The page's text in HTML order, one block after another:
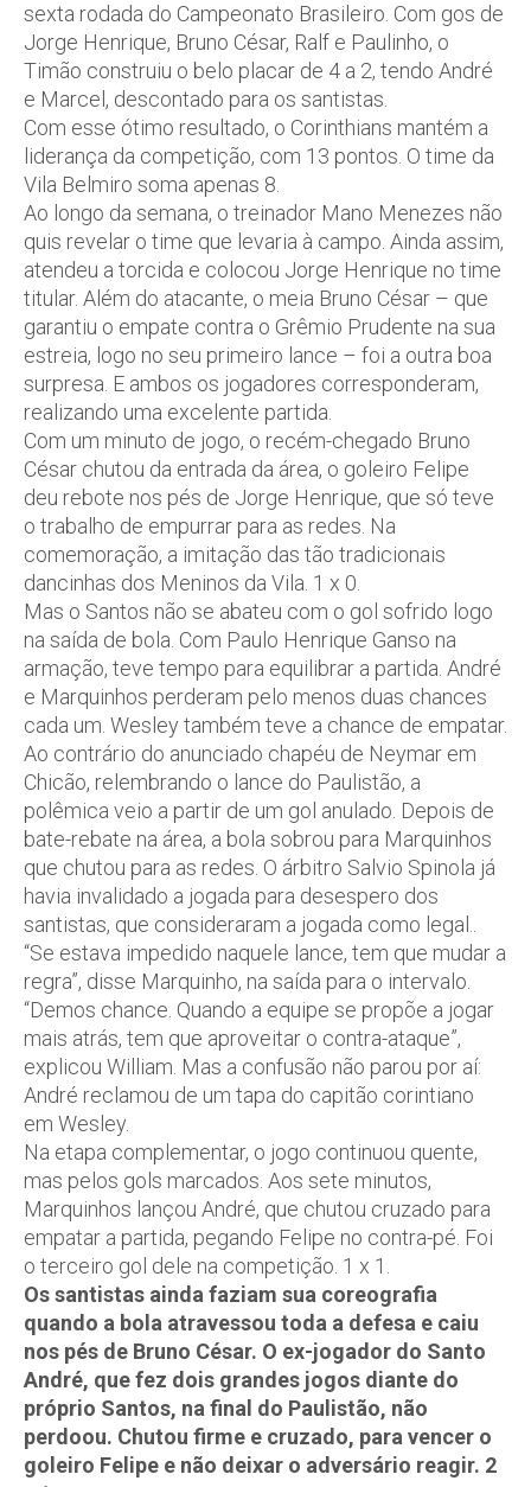
sexta rodada do Campeonato Brasileiro. Com gos de
Jorge Henrique, Bruno César, Ralf e Paulinho, o
Timão construiu o belo placar de 4 a 2, tendo André
e Marcel, descontado para os santistas.
Com esse ótimo resultado, o Corinthians mantém a
liderança da competição, com 13 pontos. O time da
Vila Belmiro soma apenas 8.
Ao longo da semana, o treinador Mano Menezes não
quis revelar o time que levaria à campo. Ainda assim,
atendeu a torcida e colocou Jorge Henrique no time
titular. Além do atacante, o meia Bruno César – que
garantiu o empate contra o Grêmio Prudente na sua
estreia, logo no seu primeiro lance – foi a outra boa
surpresa. E ambos os jogadores corresponderam,
realizando uma excelente partida.
Com um minuto de jogo, o recém-chegado Bruno
César chutou da entrada da área, o goleiro Felipe
deu rebote nos pés de Jorge Henrique, que só teve
o trabalho de empurrar para as redes. Na
comemoração, a imitação das tão tradicionais
dancinhas dos Meninos da Vila. 1 x 0.
Mas o Santos não se abateu com o gol sofrido logo
na saída de bola. Com Paulo Henrique Ganso na
armação, teve tempo para equilibrar a partida. André
e Marquinhos perderam pelo menos duas chances
cada um. Wesley também teve a chance de empatar.
Ao contrário do anunciado chapéu de Neymar em
Chicão, relembrando o lance do Paulistão, a
polêmica veio a partir de um gol anulado. Depois de
bate-rebate na área, a bola sobrou para Marquinhos
que chutou para as redes. O árbitro Salvio Spinola já
havia invalidado a jogada para desespero dos
santistas, que consideraram a jogada como legal..
“Se estava impedido naquele lance, tem que mudar a
regra”, disse Marquinho, na saída para o intervalo.
“Demos chance. Quando a equipe se propõe a jogar
mais atrás, tem que aproveitar o contra-ataque”,
explicou William. Mas a confusão não parou por aí:
André reclamou de um tapa do capitão corintiano
em Wesley.
Na etapa complementar, o jogo continuou quente,
mas pelos gols marcados. Aos sete minutos,
Marquinhos lançou André, que chutou cruzado para
empatar a partida, pegando Felipe no contra-pé. Foi
o terceiro gol dele na competição. 1 x 1.
Os santistas ainda faziam sua coreografia
quando a bola atravessou toda a defesa e caiu
nos pés de Bruno César. O ex-jogador do Santo
André, que fez dois grandes jogos diante do
próprio Santos, na final do Paulistão, não
perdoou. Chutou firme e cruzado, para vencer o
goleiro Felipe e não deixar o adversário reagir. 2